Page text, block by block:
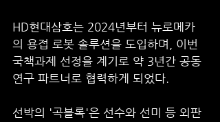
HD현대삼호는 2024년부터 뉴로메카
의 용접 로봇 솔루션을 도입하며, 이번
국책과제 선정을 계기로 약 3년간 공동
연구 파트너로 협력하게 되었다.
선박의 '곡블록'은 선수와 선미 등 외판